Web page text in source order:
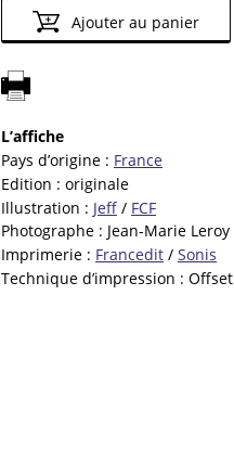
Ajouter au panier
L’affiche
Pays d’origine : France
Edition : originale
Illustration : Jeff / FCF
Photographe : Jean-Marie Leroy
Imprimerie : Francedit / Sonis
Technique d’impression : Offset